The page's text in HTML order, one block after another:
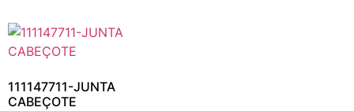
111147711-JUNTA
CABEÇOTE